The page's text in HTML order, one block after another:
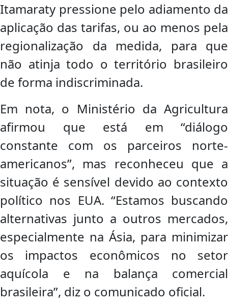
Itamaraty pressione pelo adiamento da
aplicação das tarifas, ou ao menos pela
regionalização da medida, para que
não atinja todo o território brasileiro
de forma indiscriminada.
Em nota, o Ministério da Agricultura
afirmou que está em “diálogo
constante com os parceiros norte-
americanos”, mas reconheceu que a
situação é sensível devido ao contexto
político nos EUA. “Estamos buscando
alternativas junto a outros mercados,
especialmente na Ásia, para minimizar
os impactos econômicos no setor
aquícola e na balança comercial
brasileira”, diz o comunicado oficial.